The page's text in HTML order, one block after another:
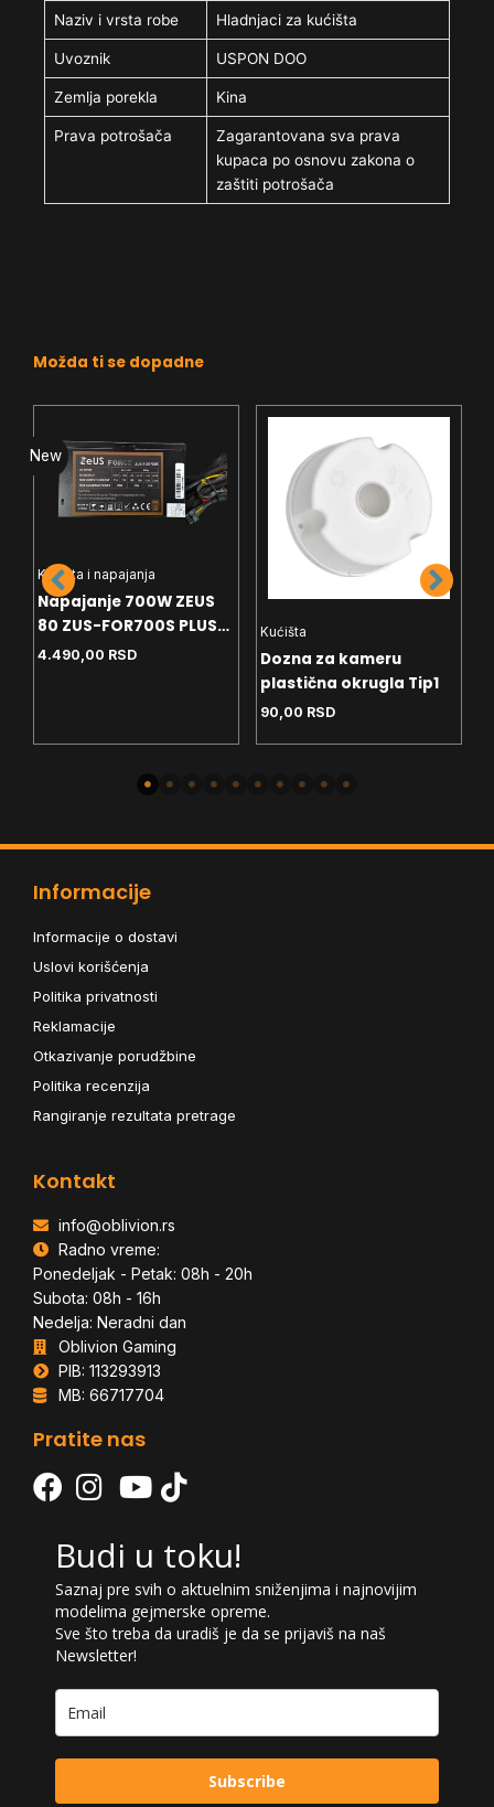
Naziv i vrsta robe Hladnjaci za kućišta
Uvoznik USPON DOO
Zemlja porekla Kina
Prava potrošača
Zagarantovana sva prava
kupaca po osnovu zakona o
zaštiti potrošača
Možda ti se dopadne
New
Kućišta i napajanja
Napajanje 700W ZEUS
80 ZUS-FOR700S PLUS
Bronze 12cm
4.490,00 RSD
Kućišta
Dozna za kameru
plastična okrugla Tip1
90,00 RSD
Informacije
Informacije o dostavi
Uslovi korišćenja
Politika privatnosti
Reklamacije
Otkazivanje porudžbine
Politika recenzija
Rangiranje rezultata pretrage
Kontakt
info@oblivion.rs
Radno vreme:
Ponedeljak - Petak: 08h - 20h
Subota: 08h - 16h
Nedelja: Neradni dan
Oblivion Gaming
PIB: 113293913
MB: 66717704
Pratite nas
Budi u toku!
Saznaj pre svih o aktuelnim sniženjima i najnovijim
modelima gejmerske opreme.
Sve što treba da uradiš je da se prijaviš na naš
Newsletter!
Subscribe